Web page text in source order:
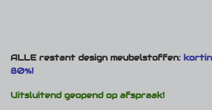
ALLE restant design meubelstoffen:
80%!
Uitsluitend geopend op afspraak!